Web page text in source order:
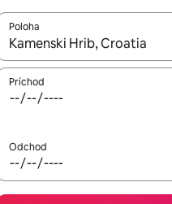
Poloha
Keď budú výsledky k
Príchod
Odchod